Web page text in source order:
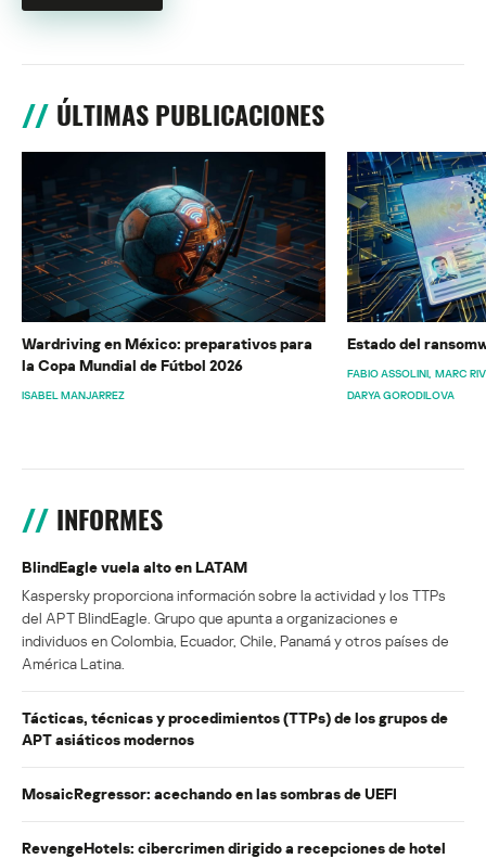
ÚLTIMAS PUBLICACIONES
Wardriving en México: preparativos para
la Copa Mundial de Fútbol 2026
ISABEL MANJARREZ
Estado del
FABIO ASSOLINI MARC
DARYA GORODILOVA
INFORMES
BlindEagle vuela alto en LATAM
Kaspersky proporciona información sobre la actividad y los TTPs
del APT BlindEagle. Grupo que apunta a organizaciones e
individuos en Colombia, Ecuador, Chile, Panamá y otros países de
América Latina.
Tácticas, técnicas y procedimientos (TTPs) de los grupos de
APT asiáticos modernos
MosaicRegressor: acechando en las sombras de UEFI
RevengeHotels: cibercrimen dirigido a recepciones de hotel